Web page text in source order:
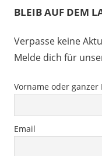
BLEIB AUF DEM
Verpasse keine
Melde dich für
Vorname oder ganzer
Email